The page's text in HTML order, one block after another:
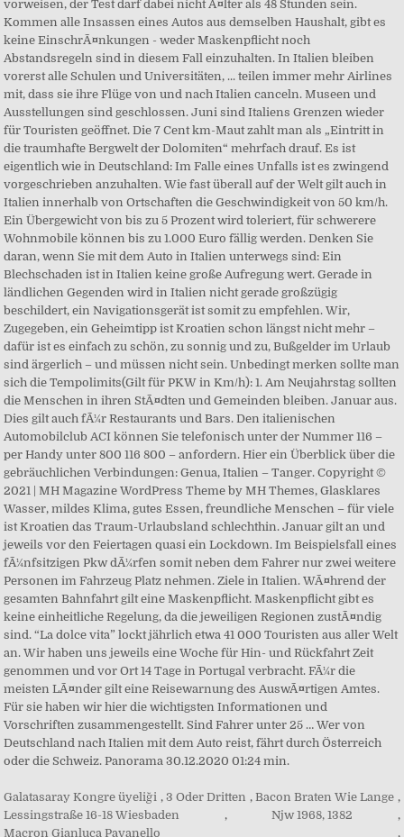
Galatasaray Kongre üyeliği , 3 Oder Dritten , Bacon Braten Wie Lange ,
Lessingstraße 16-18 Wiesbaden
, Njw 1968, 1382
,
Macron Gianluca Pavanello
,